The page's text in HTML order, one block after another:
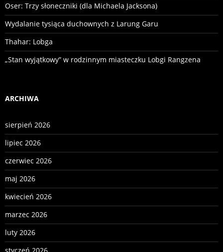
Oser: Trzy słoneczniki (dla Michaela Jacksona)
Wydalanie tysiąca duchownych z Larung Garu
Thahar: Lobga
„Stan wyjątkowy” w rodzinnym miasteczku Lobgi Rangzena
ARCHIWA
sierpień 2026
lipiec 2026
czerwiec 2026
maj 2026
kwiecień 2026
marzec 2026
luty 2026